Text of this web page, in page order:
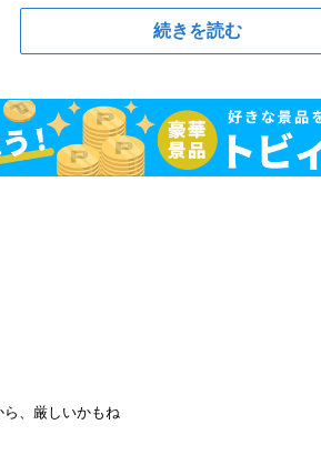
続きを読む
ら、厳しいかもね